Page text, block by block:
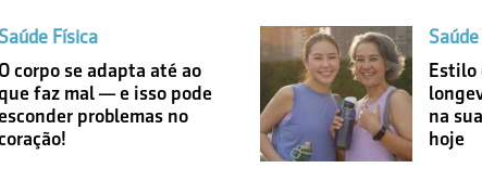
Saúde Física
O corpo se adapta até ao
faz mal — e isso pode
problemas no
Estilo
na
hoje